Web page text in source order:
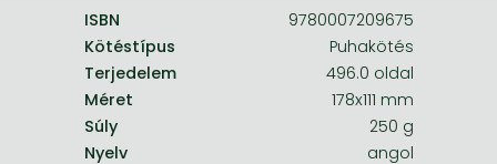
ISBN
9780007209675
Kötéstípus
Puhakötés
Terjedelem
496.0 oldal
Méret
178x111 mm
Súly
250 g
Nyelv
angol